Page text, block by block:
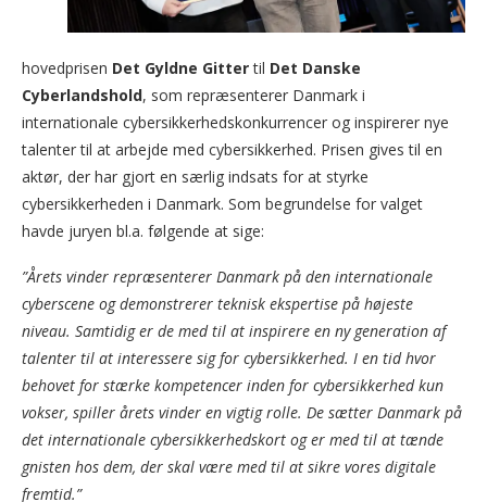
hovedprisen Det Gyldne Gittertil Det Danske
Cyberlandshold, som repræsenterer Danmark i
internationale cybersikkerhedskonkurrencer og inspirerer nye
talenter til at arbejde med cybersikkerhed. Prisen gives til en
aktør, der har gjort en særlig indsats for at styrke
cybersikkerheden i Danmark. Som begrundelse for valget
havde juryen bl.a. følgende at sige:
”Årets vinder repræsenterer Danmark på den internationale
cyberscene og demonstrerer teknisk ekspertise på højeste
niveau. Samtidig er de med til at inspirere en ny generation af
talenter til at interessere sig for cybersikkerhed. I en tid hvor
behovet for stærke kompetencer inden for cybersikkerhed kun
vokser, spiller årets vinder en vigtig rolle. De sætter Danmark på
det internationale cybersikkerhedskort og er med til at tænde
gnisten hos dem, der skal være med til at sikre vores digitale
fremtid.”